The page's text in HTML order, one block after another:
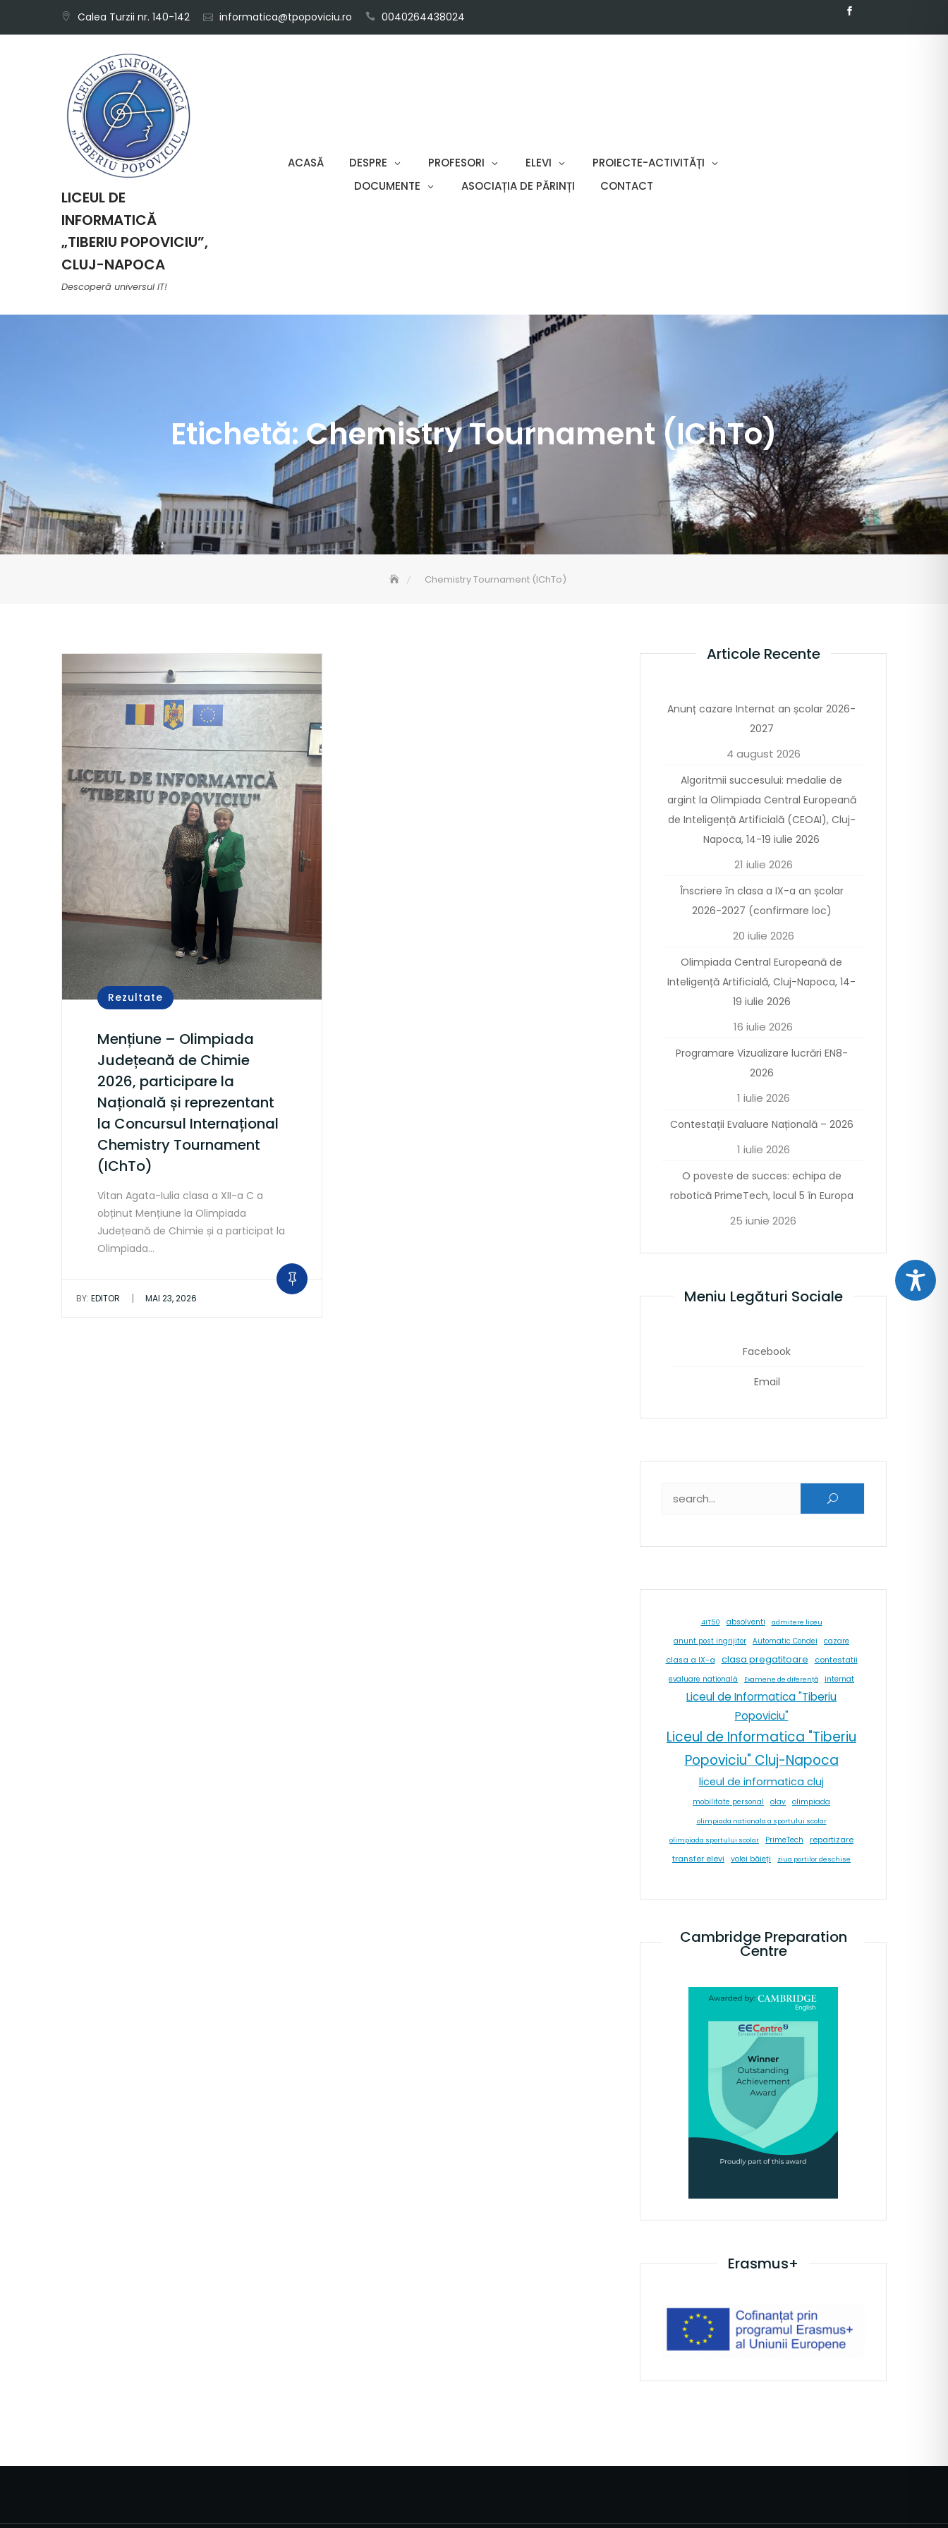
Calea Turzii nr. 140-142 informatica@tpopoviciu.ro 0040264438024
LICEUL DE
INFORMATICĂ
„TIBERIU POPOVICIU”,
CLUJ-NAPOCA
Descoperă universul IT!
ACASĂ DESPRE PROFESORI ELEVI
PROIECTE-ACTIVITĂȚI
DOCUMENTE
ASOCIAȚIA DE PĂRINȚI CONTACT
Etichetă:Chemistry Tournament (IChTo)
Chemistry Tournament (IChTo)
Rezultate
Mențiune – Olimpiada
Județeană de Chimie
2026, participare la
Națională și reprezentant
la Concursul Internațional
Chemistry Tournament
(IChTo)
Vitan Agata-Iulia clasa a XII-a C a
obținut Mențiune la Olimpiada
Județeană de Chimie și a participat la
Olimpiada…
BY: EDITOR | MAI 23, 2026
Articole Recente
Anunț cazare Internat an școlar 2026-
2027
4 august 2026
Algoritmii succesului: medalie de
argint la Olimpiada Central Europeană
de Inteligență Artificială (CEOAI), Cluj-
Napoca, 14-19 iulie 2026
21 iulie 2026
Înscriere în clasa a IX-a an școlar
2026-2027 (confirmare loc)
20 iulie 2026
Olimpiada Central Europeană de
Inteligență Artificială, Cluj-Napoca, 14-
19 iulie 2026
16 iulie 2026
Programare Vizualizare lucrări EN8-
2026
1 iulie 2026
Contestații Evaluare Națională – 2026
1 iulie 2026
O poveste de succes: echipa de
robotică PrimeTech, locul 5 în Europa
25 iunie 2026
Meniu Legături Sociale
Facebook
Email
4IT50 absolventi admitere liceu
anunt post ingrijitor Automatic Condei
cazare
clasa a IX-a
clasa pregatitoare contestatii
evaluare natională Examene de diferență internat
Liceul de Informatica "Tiberiu
Popoviciu"
Liceul de Informatica "Tiberiu
Popoviciu" Cluj-Napoca
liceul de informatica cluj
mobilitate personal olav olimpiada
olimpiada nationala a sportului scolar
olimpiada sportului scolar PrimeTech
repartizare
transfer elevi
volei băieți ziua portilor deschise
Cambridge Preparation
Centre
Erasmus+